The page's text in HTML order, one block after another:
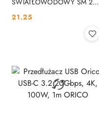
ŚWIATŁOWODOWY SM 2M
SC/APC 3MM OPTIX
Cena:
21.25